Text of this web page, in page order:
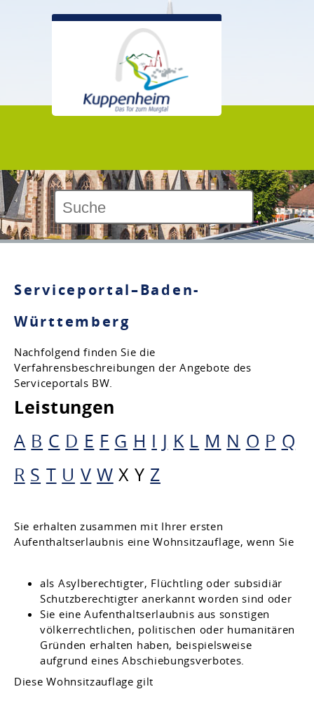
Serviceportal–Baden-
Württemberg
Nachfolgend finden Sie die
Verfahrensbeschreibungen der Angebote des
Serviceportals BW.
Leistungen
A B C D E F G H I J K L M N O P Q
R S T U V W X Y Z
Sie erhalten zusammen mit Ihrer ersten
Aufenthaltserlaubnis eine Wohnsitzauflage, wenn Sie
als Asylberechtigter, Flüchtling oder subsidiär
Schutzberechtigter anerkannt worden sind oder
Sie eine Aufenthaltserlaubnis aus sonstigen
völkerrechtlichen, politischen oder humanitären
Gründen erhalten haben, beispielsweise
aufgrund eines Abschiebungsverbotes.
Diese Wohnsitzauflage gilt